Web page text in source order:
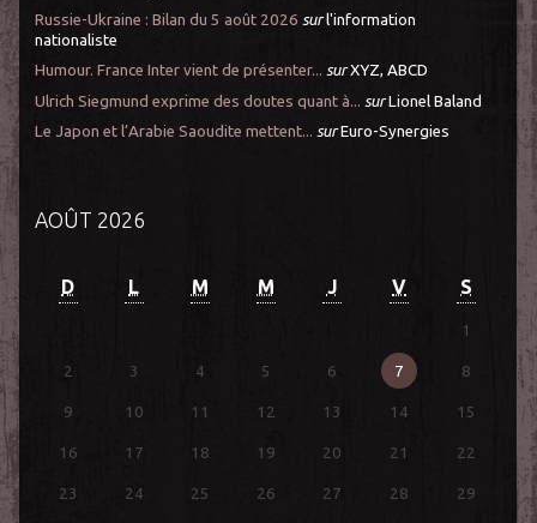
Russie-Ukraine : Bilan du 5 août 2026 sur l'information
nationaliste
Humour. France Inter vient de présenter... surXYZ, ABCD
Ulrich Siegmund exprime des doutes quant à... surLionel Baland
Le Japon et l’Arabie Saoudite mettent... surEuro-Synergies
AOÛT 2026
D L M M J V S
1
2 3 4 5 6 7 8
9 10 11 12 13 14 15
16 17 18 19 20 21 22
23 24 25 26 27 28 29